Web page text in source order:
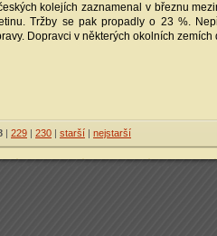
kolejích zaznamenal v březnu
Tržby se pak propadly o 23 %.
Dopravci v některých okolních
| 229 | 230 | starší | nejstarší